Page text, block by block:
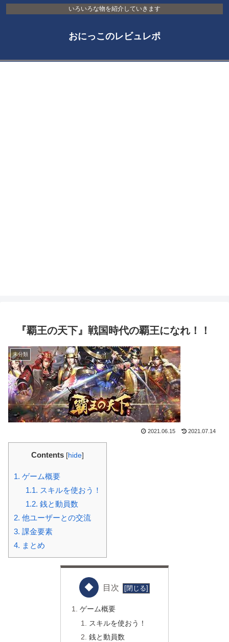
いろいろな物を紹介していきます
おにっこのレビュレポ
『覇王の天下』戦国時代の覇王になれ！！
未分類
2021.06.15 2021.07.14
Contents [hide]
1. ゲーム概要
1.1. スキルを使おう！
1.2. 銭と動員数
2. 他ユーザーとの交流
3. 課金要素
4. まとめ
目次
ゲーム概要
スキルを使おう！
銭と動員数